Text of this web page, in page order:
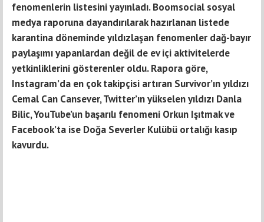
fenomenlerin listesini yayınladı. Boomsocial sosyal
medya raporuna dayandırılarak hazırlanan listede
karantina döneminde yıldızlaşan fenomenler dağ-bayır
paylaşımı yapanlardan değil de ev içi aktivitelerde
yetkinliklerini gösterenler oldu. Rapora göre,
Instagram’da en çok takipçisi artıran Survivor’ın yıldızı
Cemal Can Cansever, Twitter’ın yükselen yıldızı Danla
Bilic, YouTube’un başarılı fenomeni Orkun Işıtmak ve
Facebook’ta ise Doğa Severler Kulübü ortalığı kasıp
kavurdu.